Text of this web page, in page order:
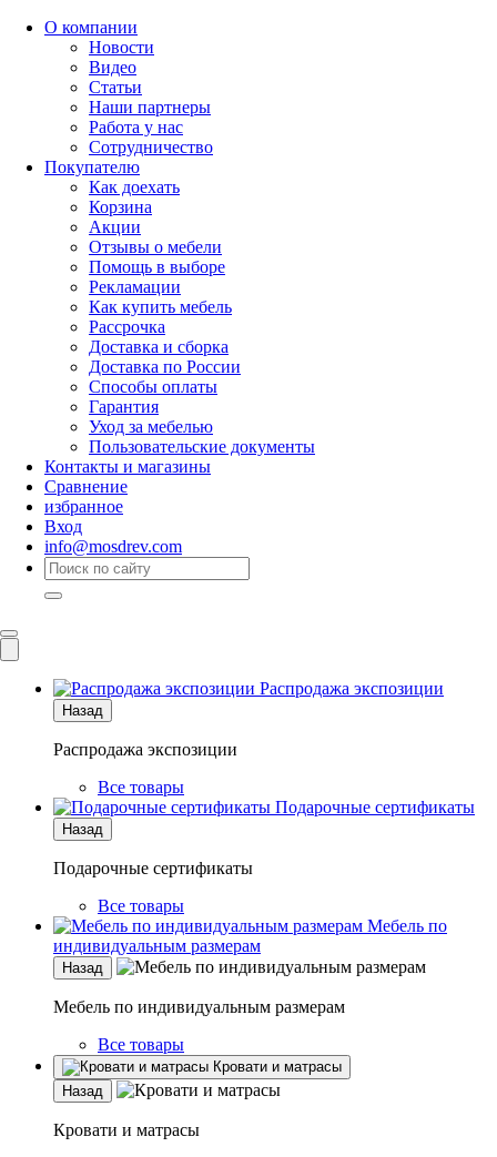
О компании
Новости
Видео
Статьи
Наши партнеры
Работа у нас
Сотрудничество
Покупателю
Как доехать
Корзина
Акции
Отзывы о мебели
Помощь в выборе
Рекламации
Как купить мебель
Рассрочка
Доставка и сборка
Доставка по России
Способы оплаты
Гарантия
Уход за мебелью
Пользовательские документы
Контакты и магазины
Сравнение
избранное
Вход
info@mosdrev.com
Распродажа экспозиции
Назад
Распродажа экспозиции
Все товары
Подарочные сертификаты
Назад
Подарочные сертификаты
Все товары
Мебель по
индивидуальным размерам
Назад
Мебель по индивидуальным размерам
Все товары
Кровати и матрасы
Назад
Кровати и матрасы